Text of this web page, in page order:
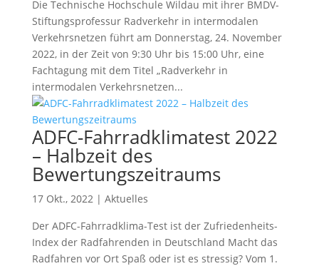
Die Technische Hochschule Wildau mit ihrer BMDV-
Stiftungsprofessur Radverkehr in intermodalen
Verkehrsnetzen führt am Donnerstag, 24. November
2022, in der Zeit von 9:30 Uhr bis 15:00 Uhr, eine
Fachtagung mit dem Titel „Radverkehr in
intermodalen Verkehrsnetzen...
ADFC-Fahrradklimatest 2022
– Halbzeit des
Bewertungszeitraums
17 Okt., 2022| Aktuelles
Der ADFC-Fahrradklima-Test ist der Zufriedenheits-
Index der Radfahrenden in Deutschland Macht das
Radfahren vor Ort Spaß oder ist es stressig? Vom 1.